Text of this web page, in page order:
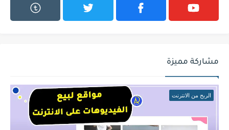
مشاركة مميزة
الربح من الانترنت